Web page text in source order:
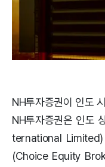
NH투자증권이 인도
NH투자증권은 인도
ternational Limited)
(Choice Equity